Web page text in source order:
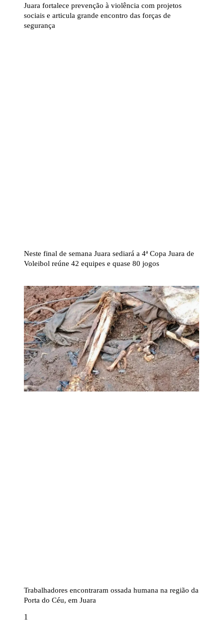
Juara fortalece prevenção à violência com projetos
sociais e articula grande encontro das forças de
segurança
Neste final de semana Juara sediará a 4ª Copa Juara de
Voleibol reúne 42 equipes e quase 80 jogos
Trabalhadores encontraram ossada humana na região da
Porta do Céu, em Juara